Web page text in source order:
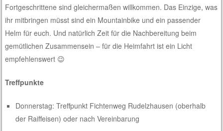
Fortgeschrittene sind gleichermaßen willkommen. Das Einzige, was
ihr mitbringen müsst sind ein Mountainbike und ein passender
Helm für euch. Und natürlich Zeit für die Nachbereitung beim
gemütlichen Zusammensein – für die Heimfahrt ist ein Licht
empfehlenswert 😉
Treffpunkte
Donnerstag: Treffpunkt Fichtenweg Rudelzhausen (oberhalb
der Raiffeisen) oder nach Vereinbarung